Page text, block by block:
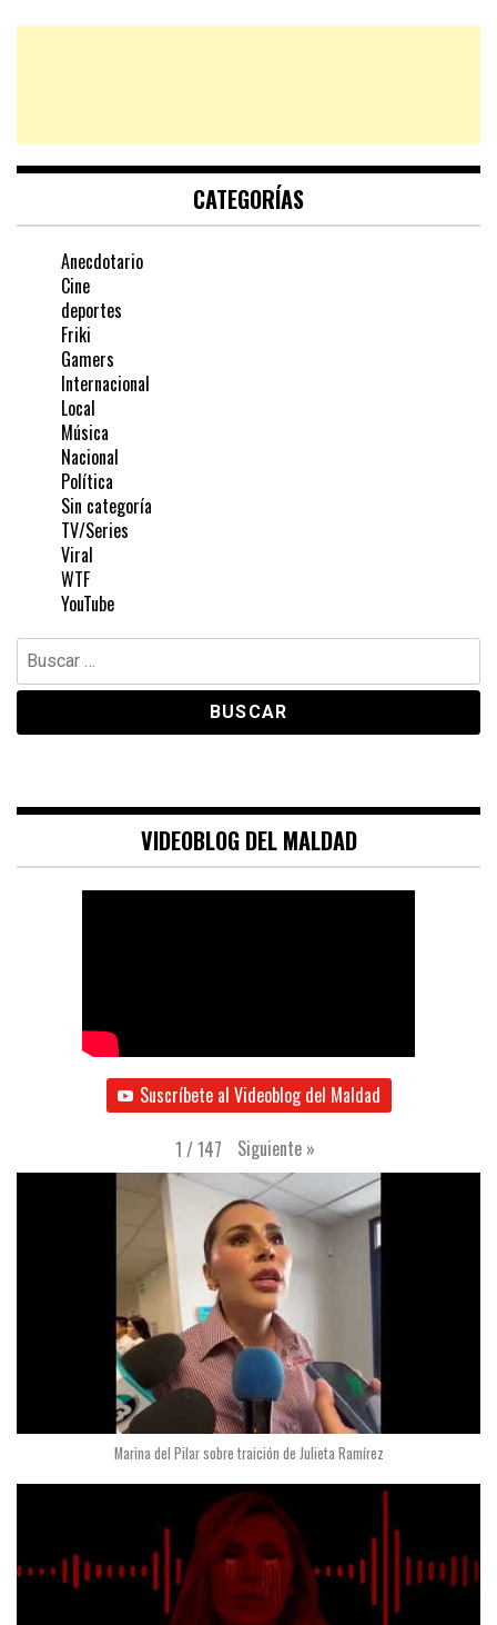
CATEGORÍAS
Anecdotario
Cine
deportes
Friki
Gamers
Internacional
Local
Música
Nacional
Política
Sin categoría
TV/Series
Viral
WTF
YouTube
Buscar:
VIDEOBLOG DEL MALDAD
Suscríbete al Videoblog del Maldad
1 /147 Siguiente »
Marina del Pilar sobre traición de Julieta Ramírez